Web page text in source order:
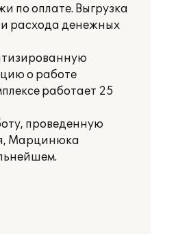
по оплате. Выгрузка
расхода денежных
о работе
работает 25
проведенную
Марцинюка